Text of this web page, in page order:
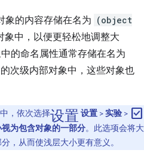
象的内容存储在名为 (object
象中，以便更轻松地调整大
的命名属性通常存储在名为
的次级内部对象中，这些对象也
，依次选择设置 设置 >实验 > check_box
为包含对象的一部分。此选项会将大
，从而使浅层大小更有意义。